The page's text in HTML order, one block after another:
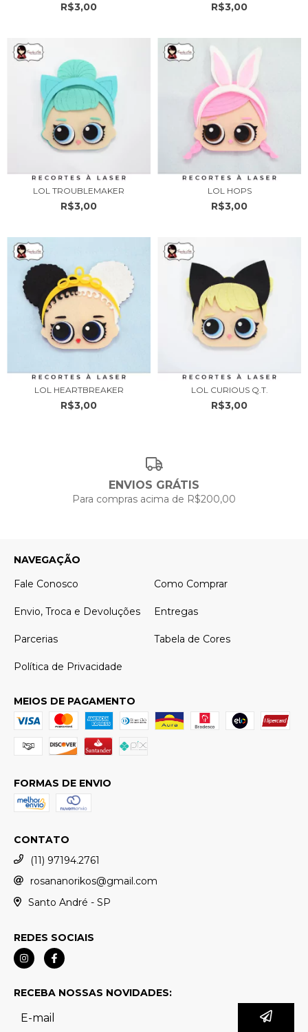
R$3,00 R$3,00
LOL TROUBLEMAKER
R$3,00
LOL HOPS
R$3,00
LOL HEARTBREAKER
R$3,00
LOL CURIOUS Q.T.
R$3,00
ENVIOS GRÁTIS
Para compras acima de R$200,00
NAVEGAÇÃO
Fale Conosco
Como Comprar
Envio, Troca e Devoluções Entregas
Parcerias Tabela de Cores
Política de Privacidade
MEIOS DE PAGAMENTO
FORMAS DE ENVIO
CONTATO
(11) 97194.2761
rosananorikos@gmail.com
Santo André - SP
REDES SOCIAIS
RECEBA NOSSAS NOVIDADES: